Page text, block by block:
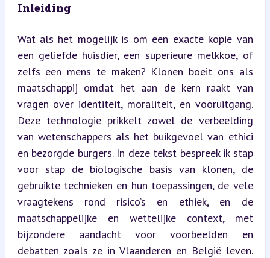
Inleiding
Wat als het mogelijk is om een exacte kopie van
een geliefde huisdier, een superieure melkkoe, of
zelfs een mens te maken? Klonen boeit ons als
maatschappij omdat het aan de kern raakt van
vragen over identiteit, moraliteit, en vooruitgang.
Deze technologie prikkelt zowel de verbeelding
van wetenschappers als het buikgevoel van ethici
en bezorgde burgers. In deze tekst bespreek ik stap
voor stap de biologische basis van klonen, de
gebruikte technieken en hun toepassingen, de vele
vraagtekens rond risico’s en ethiek, en de
maatschappelijke en wettelijke context, met
bijzondere aandacht voor voorbeelden en
debatten zoals ze in Vlaanderen en België leven.